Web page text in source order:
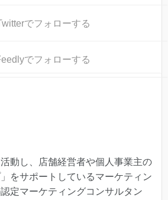
でフォローする
でフォローする
動し、店舗経営者や個人事業主の
」をサポートしているマーケティン
定マーケティングコンサルタン